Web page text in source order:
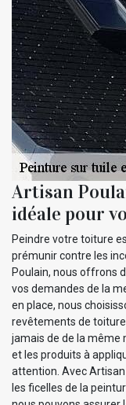
Artisan
idéale pour
Peindre votre toiture
prémunir contre les
Poulain, nous offrons
vos demandes de la
en place, nous
revêtements de
jamais de de la même
et les produits à
attention. Avec Artisan
les ficelles de la